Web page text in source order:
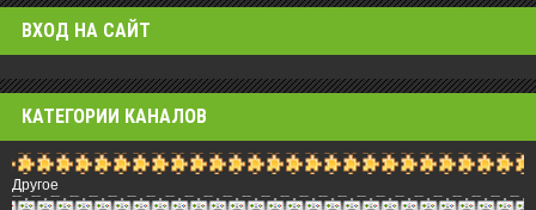
ВХОД НА САЙТ
КАТЕГОРИИ КАНАЛОВ
Другое